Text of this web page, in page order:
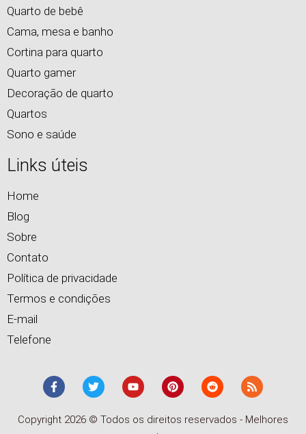
Quarto de bebê
Cama, mesa e banho
Cortina para quarto
Quarto gamer
Decoração de quarto
Quartos
Sono e saúde
Links úteis
Home
Blog
Sobre
Contato
Política de privacidade
Termos e condições
E-mail
Telefone
Copyright 2026 © Todos os direitos reservados - Melhores